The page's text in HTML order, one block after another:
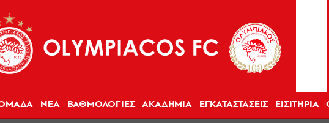
ΝΕΑ ΒΑΘΜΟΛΟΓΙΕΣ ΑΚΑΔΗΜΙΑ ΕΓΚΑΤΑΣΤΑΣΕΙΣ ΕΙΣΙΤΗΡΙΑ